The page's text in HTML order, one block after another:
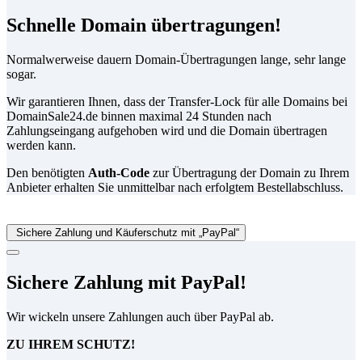
Schnelle Domain übertragungen!
Normalwerweise dauern Domain-Übertragungen lange, sehr lange
sogar.
Wir garantieren Ihnen, dass der Transfer-Lock für alle Domains bei
DomainSale24.de binnen maximal 24 Stunden nach
Zahlungseingang aufgehoben wird und die Domain übertragen
werden kann.
Den benötigten Auth-Code zur Übertragung der Domain zu Ihrem
Anbieter erhalten Sie unmittelbar nach erfolgtem Bestellabschluss.
Sichere Zahlung und Käuferschutz mit „PayPal“
Sichere Zahlung mit PayPal!
Wir wickeln unsere Zahlungen auch über PayPal ab.
ZU IHREM SCHUTZ!